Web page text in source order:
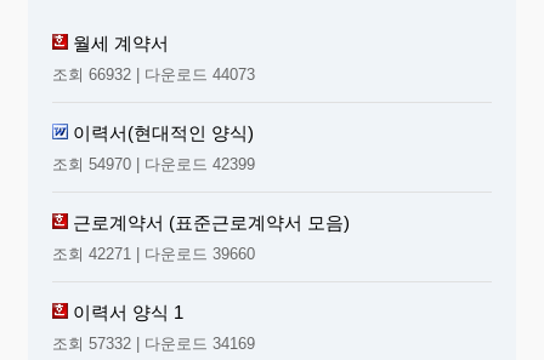
월세 계약서
조회 66932 | 다운로드 44073
이력서(현대적인 양식)
조회 54970 | 다운로드 42399
근로계약서 (표준근로계약서 모음)
조회 42271 | 다운로드 39660
이력서 양식 1
조회 57332 | 다운로드 34169